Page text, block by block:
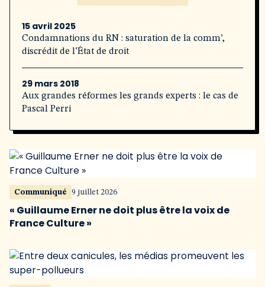
15 avril 2025
Condamnations du RN : saturation de la comm’,
discrédit de l’État de droit
29 mars 2018
Aux grandes réformes les grands experts : le cas de
Pascal Perri
Communiqué 9 juillet 2026
« Guillaume Erner ne doit plus être la voix de
France Culture »